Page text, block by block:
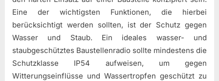
Eine der wichtigsten Funktionen, die hierbei
berücksichtigt werden sollten, ist der Schutz gegen
Wasser und Staub. Ein ideales wasser- und
staubgeschütztes Baustellenradio sollte mindestens die
Schutzklasse IP54 aufweisen, um gegen
Witterungseinflüsse und Wassertropfen geschützt zu